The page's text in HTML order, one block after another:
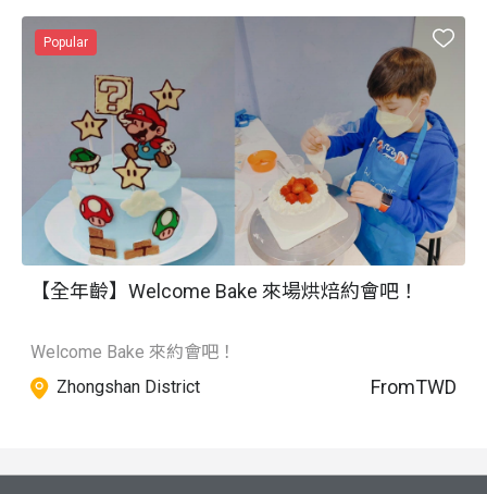
Popular
【全年齡】Welcome Bake 來場烘焙約會吧！
Welcome Bake 來約會吧！
Zhongshan District
FromTWD